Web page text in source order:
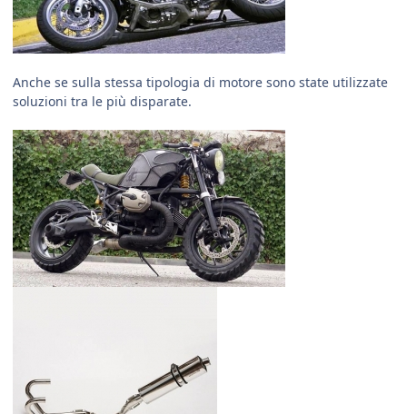
Anche se sulla stessa tipologia di motore sono state utilizzate
soluzioni tra le più disparate.